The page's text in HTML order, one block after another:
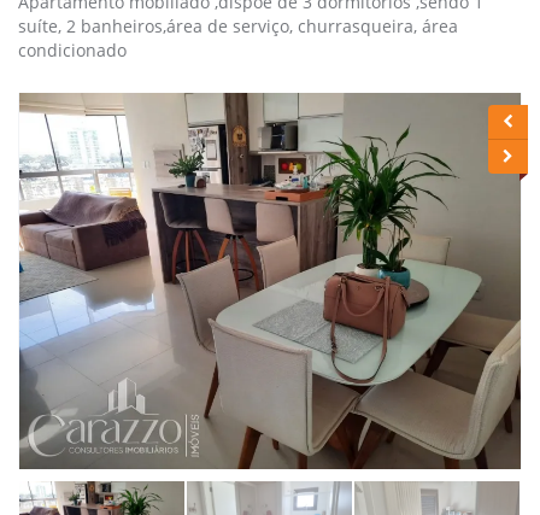
suíte, 2 banheiros,área de serviço, churrasqueira, área
condicionado